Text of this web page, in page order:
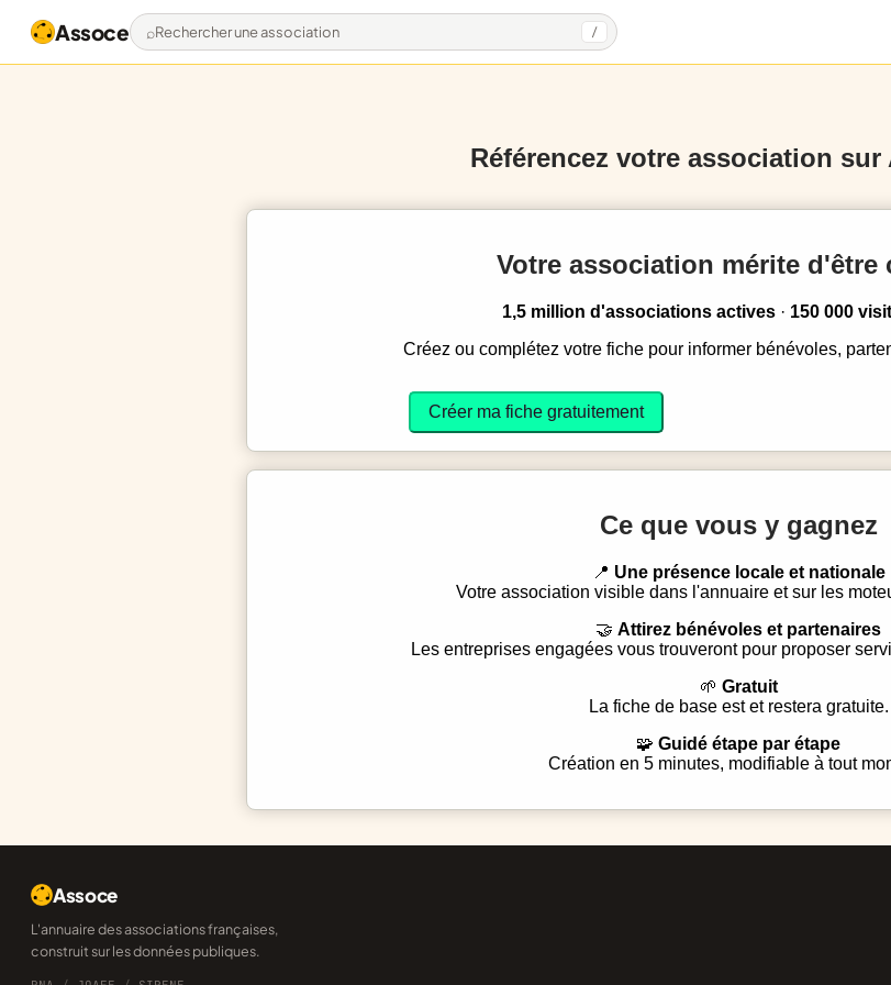
Assoce Rechercher une association /
Référencez votre association sur
Votre association mérite d'être
1,5 million d'associations actives · 150 000
Créez ou complétez votre fiche pour informer bénévoles,
Créer ma fiche gratuitement
Ce que vous y gagnez
Une présence locale et nationale
Votre association visible dans l'annuaire et sur les
Attirez bénévoles et partenaires
Les entreprises engagées vous trouveront pour proposer
Gratuit
La fiche de base est et restera gratuite.
Guidé étape par étape
Création en 5 minutes, modifiable à tout
Assoce
L'annuaire des associations françaises,
construit sur les données publiques.